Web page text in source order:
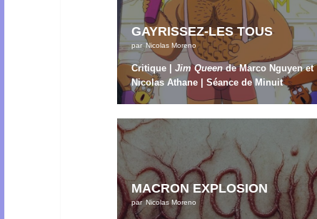
GAYRISSEZ-LES TOUS
par Nicolas Moreno
Critique |Jim Queende Marco Nguyen et
Nicolas Athane | Séance de Minuit
MACRON EXPLOSION
par Nicolas Moreno